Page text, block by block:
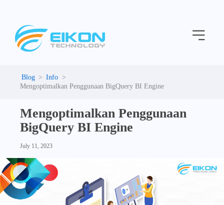
content
Menu
Info
Mengoptimalkan Penggunaan BigQuery BI Engine
Mengoptimalkan Penggunaan
BigQuery BI Engine
July 11, 2023
e
g
i
e